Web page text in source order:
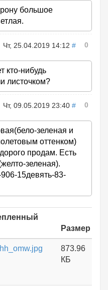
большое
Чт, 25.04.2019 14:12 # 0
кто-нибудь
листочком?
Чт, 09.05.2019 23:40 # 0
зеленая и
оттенком)
продам. Есть
зеленая).
15девять-83-
Размер
873.96
КБ